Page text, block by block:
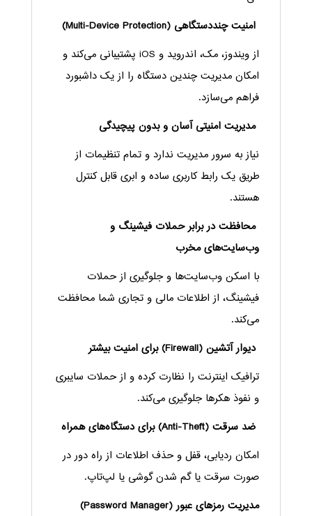
امنیت چنددستگاهی (Multi-Device Protection)
از ویندوز، مک، اندروید و iOS پشتیبانی می‌کند و
امکان مدیریت چندین دستگاه را از یک داشبورد
فراهم می‌سازد.
مدیریت امنیتی آسان و بدون پیچیدگی
نیاز به سرور مدیریت ندارد و تمام تنظیمات از
طریق یک رابط کاربری ساده و ابری قابل کنترل
هستند.
محافظت در برابر حملات فیشینگ و
وب‌سایت‌های مخرب
با اسکن وب‌سایت‌ها و جلوگیری از حملات
فیشینگ، از اطلاعات مالی و تجاری شما محافظت
می‌کند.
دیوار آتشین (Firewall) برای امنیت بیشتر
ترافیک اینترنت را نظارت کرده و از حملات سایبری
و نفوذ هکرها جلوگیری می‌کند.
ضد سرقت (Anti-Theft) برای دستگاه‌های همراه
امکان ردیابی، قفل و حذف اطلاعات از راه دور در
صورت سرقت یا گم شدن گوشی یا لپ‌تاپ.
مدیریت رمزهای عبور (Password Manager)